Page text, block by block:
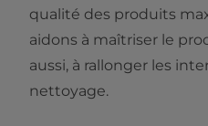
qualité des produits
aidons à maîtriser le
aussi, à rallonger les
nettoyage.